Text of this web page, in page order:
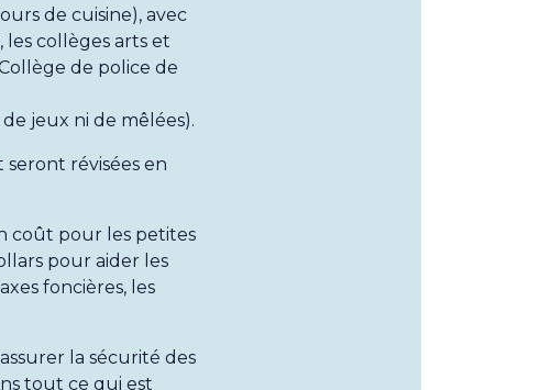
de cuisine), avec
les collèges arts et
de police de
jeux ni de mêlées).
révisées en
coût pour les petites
pour aider les
foncières, les
la sécurité des
tout ce qui est